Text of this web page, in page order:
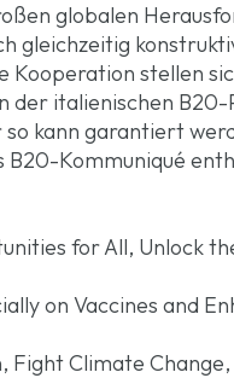
globalen
gleichzeitig
stellen
der italienischen
so kann garantiert
B20-Kommuniqué
for All, Unlock
on Vaccines and
Climate